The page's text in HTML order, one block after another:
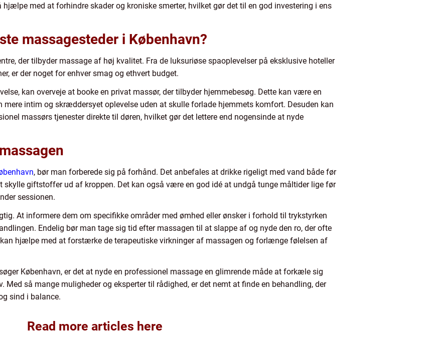
med at forhindre skader og kroniske smerter, hvilket gør det til en god investering i ens
massagesteder i København?
der tilbyder massage af høj kvalitet. Fra de luksuriøse spaoplevelser på eksklusive hoteller
er der noget for enhver smag og ethvert budget.
kan overveje at booke en privat massør, der tilbyder hjemmebesøg. Dette kan være en
intim og skræddersyet oplevelse uden at skulle forlade hjemmets komfort. Desuden kan
massørs tjenester direkte til døren, hvilket gør det lettere end nogensinde at nyde
, bør man forberede sig på forhånd. Det anbefales at drikke rigeligt med vand både før
giftstoffer ud af kroppen. Det kan også være en god idé at undgå tunge måltider lige før
sessionen.
At informere dem om specifikke områder med ømhed eller ønsker i forhold til trykstyrken
Endelig bør man tage sig tid efter massagen til at slappe af og nyde den ro, der ofte
hjælpe med at forstærke de terapeutiske virkninger af massagen og forlænge følelsen af
København, er det at nyde en professionel massage en glimrende måde at forkæle sig
Med så mange muligheder og eksperter til rådighed, er det nemt at finde en behandling, der
sind i balance.
Read more articles here